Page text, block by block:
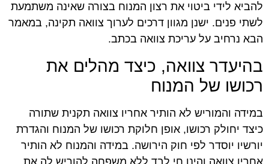
להביא לידי ביטוי את רצון המנוח בצורה שאינה משתמעת
לשתי פנים. ישנן מגוון דרכים לערוך צוואה תקינה, במאמר
הבא נרחיב על עריכת צוואה בכתב.
בהיעדר צוואה, כיצד מהלים את
רכושו של המנוח
במידה והמוריש לא הותיר אחריו צוואה תקנית שתורה
כיצד יחולק רכושו, אופן חלוקת רכושו של המנוח והגדרת
יורשיו יוסדר לפי חוק הירושה. במידה והמנוח לא הותיר
אחריו צוואה והינו חי לבד ללא משפחה להוריש לה את